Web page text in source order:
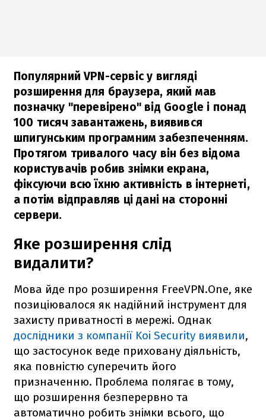
Популярний VPN-сервіс у вигляді
розширення для браузера, який мав
позначку "перевірено" від Google і понад
100 тисяч завантажень, виявився
шпигунським програмним забезпеченням.
Протягом тривалого часу він без відома
користувачів робив знімки екрана,
фіксуючи всю їхню активність в інтернеті,
а потім відправляв ці дані на сторонні
сервери.
Яке розширення слід
видалити?
Мова йде про розширення FreeVPN.One, яке
позиціювалося як надійний інструмент для
захисту приватності в мережі. Однак
дослідники з компанії Koi Security виявили,
що застосунок веде приховану діяльність,
яка повністю суперечить його
призначенню. Проблема полягає в тому,
що розширення безперервно та
автоматично робить знімки всього, що